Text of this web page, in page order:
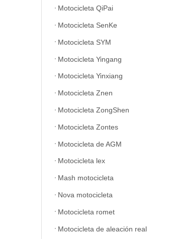
Motocicleta QiPai
Motocicleta SenKe
Motocicleta SYM
Motocicleta Yingang
Motocicleta Yinxiang
Motocicleta Znen
Motocicleta ZongShen
Motocicleta Zontes
Motocicleta de AGM
Motocicleta lex
Mash motocicleta
Nova motocicleta
Motocicleta romet
Motocicleta de aleación real